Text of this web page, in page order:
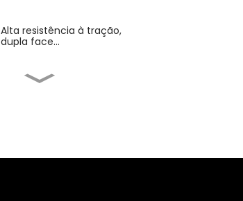
Alta resistência à tração,
dupla face...
Adesivo de borracha de
geral A...